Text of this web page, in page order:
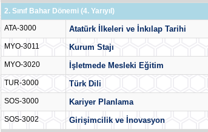
2. Sınıf Bahar Dönemi (4. Yarıyıl)
ATA-3000
Atatürk İlkeleri ve İnkılap Tarihi
MYO-3011 Kurum Stajı
MYO-3020 İşletmede Mesleki Eğitim
TUR-3000 Türk Dili
SOS-3000 Kariyer Planlama
SOS-3002 Girişimcilik ve İnovasyon